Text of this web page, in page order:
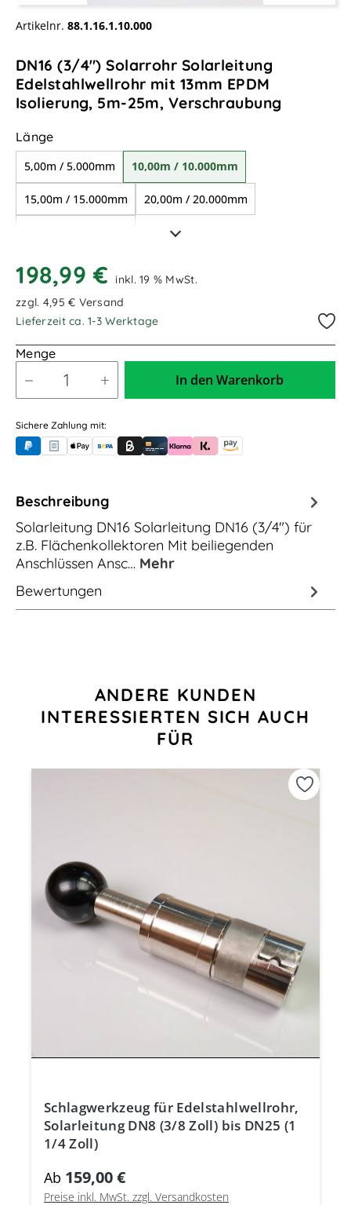
Artikelnr. 88.1.16.1.10.000
DN16 (3/4") Solarrohr Solarleitung
Edelstahlwellrohr mit 13mm EPDM
Isolierung, 5m-25m, Verschraubung
Längeauswählen
5,00m / 5.000mm 10,00m / 10.000mm
15,00m / 15.000mm 20,00m / 20.000mm
198,99 €
inkl. 19 % MwSt.
zzgl. 4,95 € Versand
Lieferzeit ca. 1-3 Werktage
Menge
In den Warenkorb
Sichere Zahlung mit:
PayPalRechnungskauf (für Behörden)
Apple PayBanküberweisung (vorab)
Rechnungskauf (Billie)
Kreditkarte
Rechnung oder Ratenkauf (Klarna)
Sofortüberweisung (Klarna)
Amazon Pay
Beschreibung
Solarleitung DN16 Solarleitung DN16 (3/4") für
z.B. Flächenkollektoren Mit beiliegenden
Anschlüssen Ansc… Mehr
Bewertungen
Produktgalerie überspringen
ANDERE KUNDEN
INTERESSIERTEN SICH AUCH
FÜR
Schlagwerkzeug für Edelstahlwellrohr,
Solarleitung DN8 (3/8 Zoll) bis DN25 (1
1/4 Zoll)
Ab 159,00 €
Preise inkl. MwSt. zzgl. Versandkosten